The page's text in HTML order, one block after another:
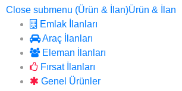
Close submenu (Ürün & İlan)Ürün & İlan
Emlak İlanları
Araç İlanları
Eleman İlanları
Fırsat İlanları
Genel Ürünler